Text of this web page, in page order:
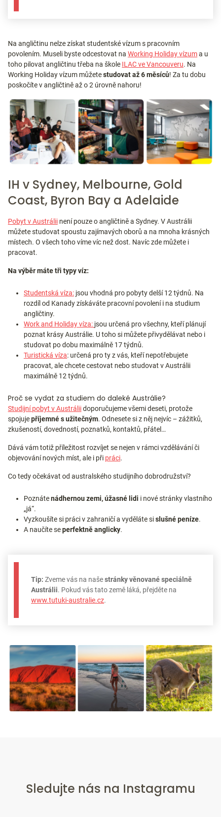
Na angličtinu nelze získat studentské vízum s pracovním
povolením. Museli byste odcestovat na Working Holiday vízuma u
toho pilovat angličtinu třeba na škole ILAC ve Vancouveru. Na
Working Holiday vízum můžetestudovat až 6 měsíců! Za tu dobu
poskočíte v angličtině až o 2 úrovně nahoru!
IH v Sydney, Melbourne, Gold
Coast, Byron Bay a Adelaide
Pobyt v Austrálii není pouze o angličtině a Sydney. V Austrálii
můžete studovat spoustu zajímavých oborů a na mnoha krásných
místech. O všech toho víme víc než dost. Navíc zde můžete i
pracovat.
Na výběr máte tři typy víz:
Studentská víza: jsou vhodná pro pobyty delší 12 týdnů. Na
rozdíl od Kanady získáváte pracovní povolení i na studium
angličtiny.
Work and Holiday víza: jsou určená pro všechny, kteří plánují
poznat krásy Austrálie. U toho si můžete přivydělávat nebo i
studovat po dobu maximálně 17 týdnů.
Turistická víza: určená pro ty z vás, kteří nepotřebujete
pracovat, ale chcete cestovat nebo studovat v Austrálii
maximálně 12 týdnů.
Proč se vydat za studiem do daleké Austrálie?
Studijní pobyt v Austráliidoporučujeme všemi deseti, protože
spojujepříjemné s užitečným. Odnesete si z něj nejvíc – zážitků,
zkušeností, dovedností, poznatků, kontaktů, přátel…
Dává vám totiž příležitost rozvíjet se nejen v rámci vzdělávání či
objevování nových míst, ale i při práci.
Co tedy očekávat od australského studijního dobrodružství?
Poznátenádhernou zemi, úžasné lidi i nové stránky vlastního
„já“.
Vyzkoušíte si práci v zahraničí a vyděláte sislušné peníze.
A naučíte seperfektně anglicky.
Tip: Zveme vás na našestránky věnované speciálně
Austrálii. Pokud vás tato země láká, přejděte na
www.tutuki-australie.cz.
Sledujte nás na Instagramu